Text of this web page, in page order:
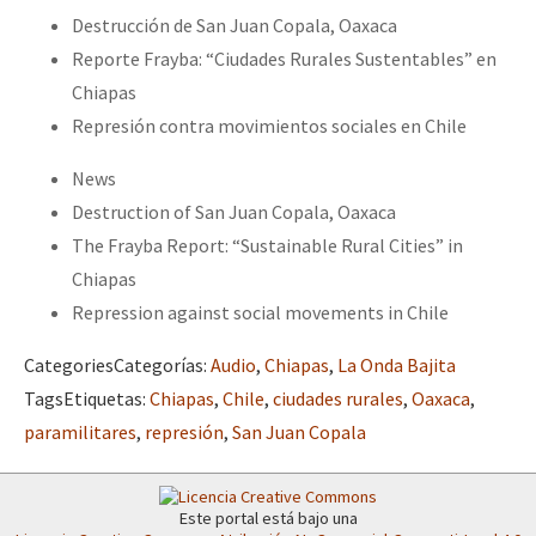
Mundo
EZLN
Migración
Presos
Niñxs
ETIQUETAS
MULTIMEDIA
Dia 2 do Encontro “Guerra contra a Humanidad”
“Sonhando a Terra do Bem Virá” se publica no Estado Espanhol
Se o México sabe, que o mundo saiba! Nossas lutas pela
Destrucción de San Juan Copala, Oaxaca
Reporte Frayba: “Ciudades Rurales Sustentables” en
Chiapas
Represión contra movimientos sociales en Chile
News
Destruction of San Juan Copala, Oaxaca
The Frayba Report: “Sustainable Rural Cities” in
Chiapas
Repression against social movements in Chile
CategoriesCategorías: Audio, Chiapas, La Onda Bajita
TagsEtiquetas: Chiapas, Chile, ciudades rurales, Oaxaca,
paramilitares, represión, San Juan Copala
Este portal está bajo una